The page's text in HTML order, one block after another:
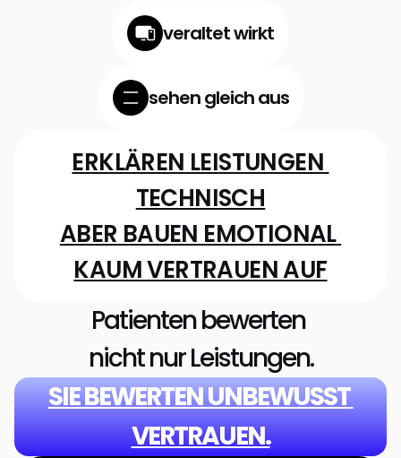
veraltet wirkt
sehen gleich aus
ERKLÄREN LEISTUNGEN
TECHNISCH
ABER BAUEN EMOTIONAL
KAUM VERTRAUEN AUF
Patienten bewerten
nicht nur Leistungen.
SIE BEWERTEN UNBEWUSST
VERTRAUEN.